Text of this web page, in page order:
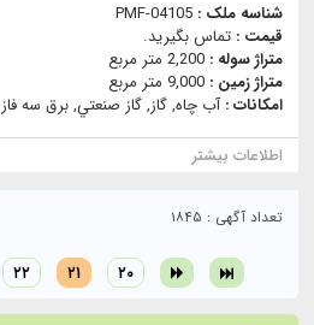
شناسه ملک : PMF-04105
قیمت : تماس بگیرید.
متراژ سوله : 2,200 متر مربع
متراژ زمین : 9,000 متر مربع
امکانات :آب چاه, گاز, گاز صنعتي, برق سه فاز
اطلاعات بیشتر
تعداد آگهی : ۱۸۴۵
۲۰ ۲۱ ۲۲